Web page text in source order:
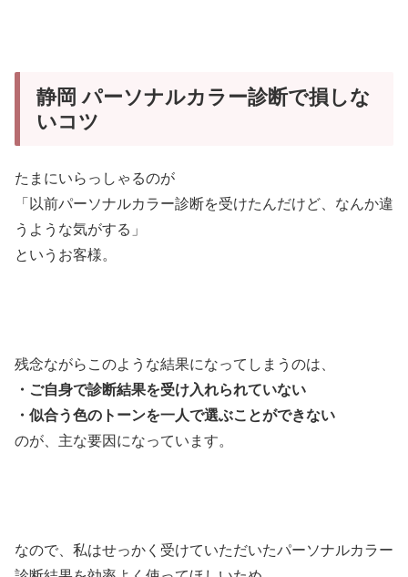
静岡 パーソナルカラー診断で損しな
いコツ
たまにいらっしゃるのが
「以前パーソナルカラー診断を受けたんだけど、なんか違
うような気がする」
というお客様。
残念ながらこのような結果になってしまうのは、
・ご自身で診断結果を受け入れられていない
・似合う色のトーンを一人で選ぶことができない
のが、主な要因になっています。
なので、私はせっかく受けていただいたパーソナルカラー